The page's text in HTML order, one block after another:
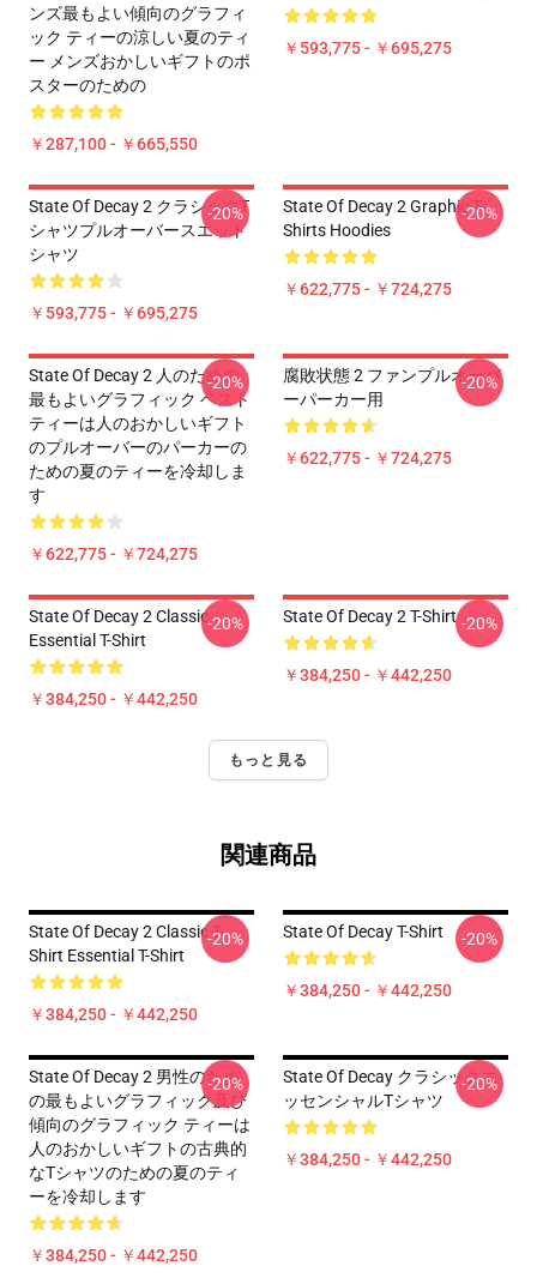
ンズ最もよい傾向のグラフィ
ック ティーの涼しい夏のティ
ー メンズおかしいギフトのポ
スターのための
￥287,100 - ￥665,550
￥593,775 - ￥695,275
State Of Decay 2 クラシックT
シャツプルオーバースエット
シャツ
￥593,775 - ￥695,275
-20%
State Of Decay 2 Graphic T-
Shirts Hoodies
￥622,775 - ￥724,275
-20%
State Of Decay 2 人のための
最もよいグラフィック ベスト
ティーは人のおかしいギフト
のプルオーバーのパーカーの
ための夏のティーを冷却しま
す
￥622,775 - ￥724,275
-20%
腐敗状態 2 ファンプルオーバ
ーパーカー用
￥622,775 - ￥724,275
-20%
State Of Decay 2 Classic
Essential T-Shirt
￥384,250 - ￥442,250
-20% State Of Decay 2 T-Shirt
￥384,250 - ￥442,250
-20%
もっと見る
関連商品
State Of Decay 2 Classic T-
Shirt Essential T-Shirt
￥384,250 - ￥442,250
-20% State Of Decay T-Shirt
￥384,250 - ￥442,250
-20%
State Of Decay 2 男性のため
の最もよいグラフィック及び
傾向のグラフィック ティーは
人のおかしいギフトの古典的
なTシャツのための夏のティ
ーを冷却します
￥384,250 - ￥442,250
-20%
State Of Decay クラシックエ
ッセンシャルTシャツ
￥384,250 - ￥442,250
-20%